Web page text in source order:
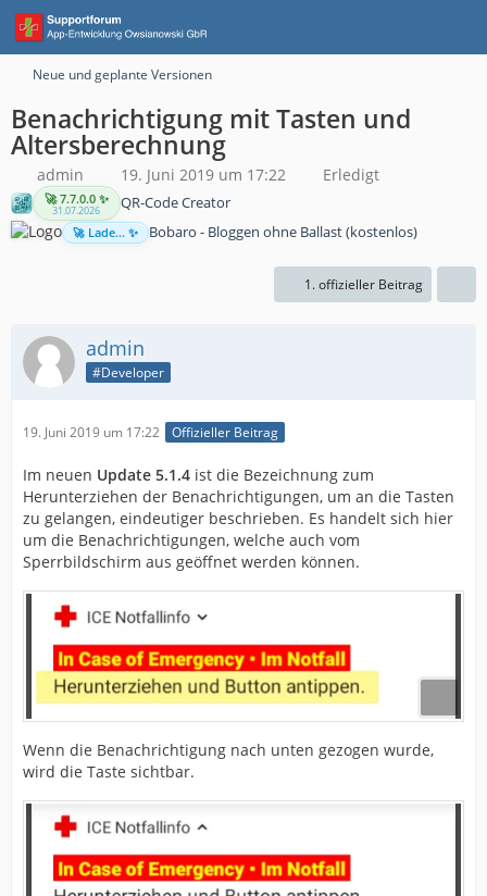
Neue und geplante Versionen
Benachrichtigung mit Tasten und
Altersberechnung
admin 19. Juni 2019 um 17:22 Erledigt
🚀 7.7.0.0 ✨
31.07.2026 QR-Code Creator
🚀 Lade... ✨ Bobaro - Bloggen ohne Ballast (kostenlos)
1. offizieller Beitrag
admin
#Developer
19. Juni 2019 um 17:22 Offizieller Beitrag
Im neuen Update 5.1.4 ist die Bezeichnung zum
Herunterziehen der Benachrichtigungen, um an die Tasten
zu gelangen, eindeutiger beschrieben. Es handelt sich hier
um die Benachrichtigungen, welche auch vom
Sperrbildschirm aus geöffnet werden können.
Wenn die Benachrichtigung nach unten gezogen wurde,
wird die Taste sichtbar.